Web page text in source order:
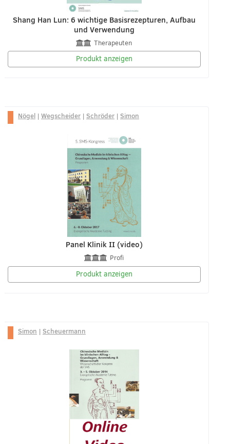
Shang Han Lun: 6 wichtige Basisrezepturen, Aufbau
und Verwendung
Therapeuten
Produkt anzeigen
Nögel| Wegscheider| Schröder| Simon
Panel Klinik II (video)
Profi
Produkt anzeigen
Simon | Scheuermann